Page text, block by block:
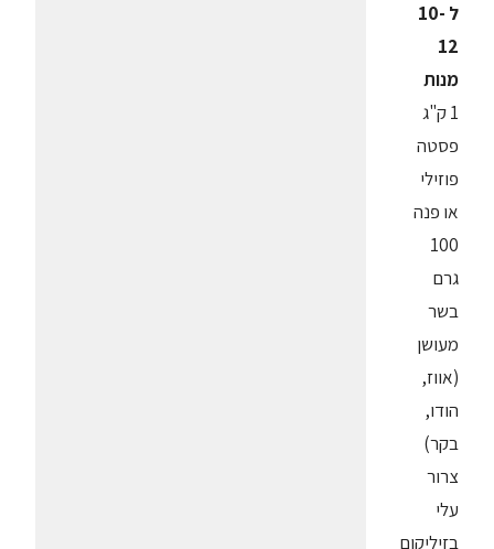
ל 10-
12
מנות
1 ק"ג
פסטה
פוזילי
או פנה
100
גרם
בשר
מעושן
(אווז,
הודו,
בקר)
צרור
עלי
בזיליקום